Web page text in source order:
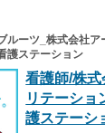
ルーツ_株式会社
護ステーション
看護師/株
リテーショ
護ステーシ